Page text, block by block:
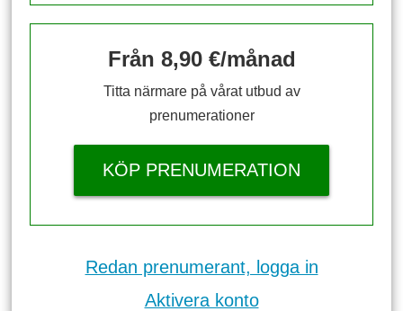
Från 8,90 €/månad
Titta närmare på vårat utbud av
prenumerationer
KÖP PRENUMERATION
Redan prenumerant, logga in
Aktivera konto